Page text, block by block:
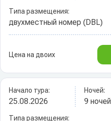
Типа размещения:
двухместный номер (DBL)
Цена на двоих
Начало тура:
25.08.2026
Типа размещения:
Ночей:
9 ночей